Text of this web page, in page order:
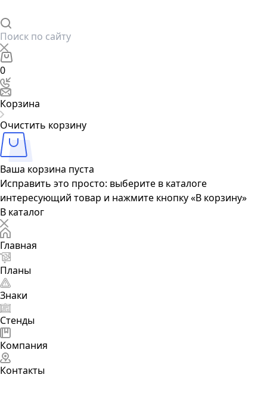
0
Корзина
Очистить корзину
Ваша корзина пуста
Исправить это просто: выберите в каталоге
интересующий товар и нажмите кнопку «В корзину»
В каталог
Главная
Планы
Знаки
Стенды
Компания
Контакты